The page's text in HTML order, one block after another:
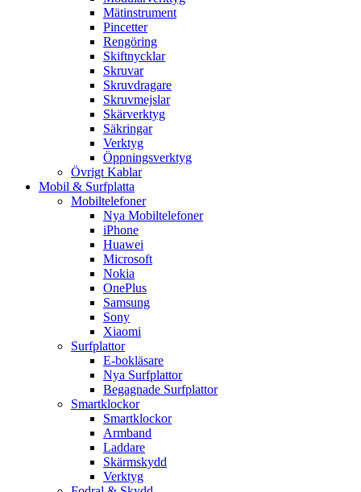
Mätinstrument
Pincetter
Rengöring
Skiftnycklar
Skruvar
Skruvdragare
Skruvmejslar
Skärverktyg
Säkringar
Verktyg
Öppningsverktyg
Övrigt Kablar
Mobil & Surfplatta
Mobiltelefoner
Nya Mobiltelefoner
iPhone
Huawei
Microsoft
Nokia
OnePlus
Samsung
Sony
Xiaomi
Surfplattor
E-bokläsare
Nya Surfplattor
Begagnade Surfplattor
Smartklockor
Smartklockor
Armband
Laddare
Skärmskydd
Verktyg